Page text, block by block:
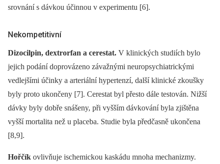
srovnání s dávkou účinnou v experimentu [6].
Nekompetitivní
Dizocilpin, dextrorfan a cerestat. V klinických studiích bylo
jejich podání doprovázeno závažnými neuropsychiatrickými
vedlejšími účinky a arteriální hypertenzí, další klinické zkoušky
byly proto ukončeny [7]. Cerestat byl přesto dále testován. Nižší
dávky byly dobře snášeny, při vyšším dávkování byla zjištěna
vyšší mortalita než u placeba. Studie byla předčasně ukončena
[8,9].
Hořčík ovlivňuje ischemickou kaskádu mnoha mechanizmy.